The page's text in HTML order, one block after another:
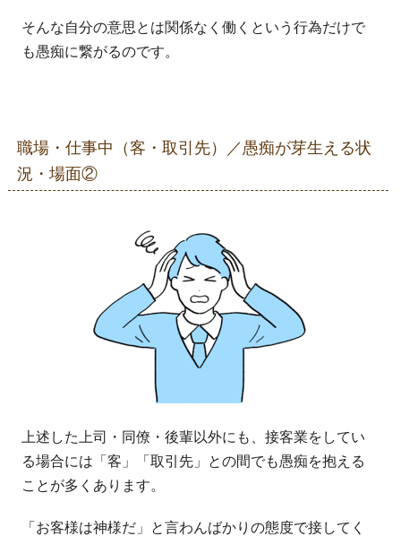
そんな自分の意思とは関係なく働くという行為だけで
も愚痴に繋がるのです。
職場・仕事中（客・取引先）／愚痴が芽生える状
況・場面②
上述した上司・同僚・後輩以外にも、接客業をしてい
る場合には「客」「取引先」との間でも愚痴を抱える
ことが多くあります。
「お客様は神様だ」と言わんばかりの態度で接してく